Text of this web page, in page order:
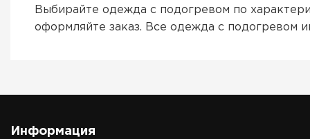
Выбирайте одежда с подогревом по
оформляйте заказ. Все одежда с подогревом
Информация